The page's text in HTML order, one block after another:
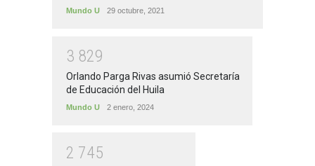
Mundo U 29 octubre, 2021
3 829
Orlando Parga Rivas asumió Secretaría
de Educación del Huila
Mundo U 2 enero, 2024
2 745